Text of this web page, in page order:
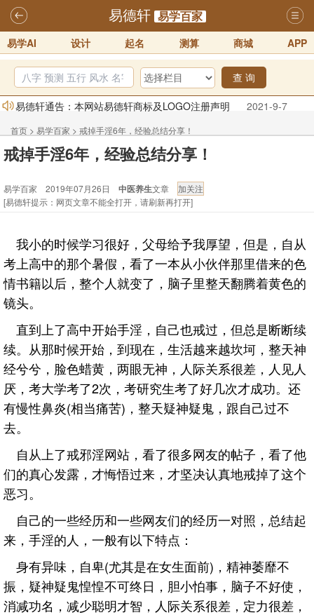
易德轩 易学百家
易学AI 设计 起名 测算 商城 APP
查 询
易德轩通告：本网站易德轩商标及LOGO注册声明
2021-9-7
体验！！
2025-07-01
易德轩网重构及升能完成，欢迎大家来体验新程序及感觉！！
2025-07-01
2026年化太岁锦囊属马、鼠、牛、龙、兔、狗、鸡生肖化太岁开始预
2026丙午年铁笔居士精批年运说明
2025-10-12
易德轩首席风水大师铁笔居士简介！！
2021-9-2
首页 > 易学百家 > 戒掉手淫6年，经验总结分享！
戒掉手淫6年，经验总结分享！
易学百家 2019年07月26日 中医养生文章
[易德轩提示：网页文章不能全打开，请刷新再打开]
我小的时候学习很好，父母给予我厚望，但是，自从
考上高中的那个暑假，看了一本从小伙伴那里借来的色
情书籍以后，整个人就变了，脑子里整天翻腾着黄色的
镜头。
直到上了高中开始手淫，自己也戒过，但总是断断续
续。从那时候开始，到现在，生活越来越坎坷，整天神
经兮兮，脸色蜡黄，两眼无神，人际关系很差，人见人
厌，考大学考了2次，考研究生考了好几次才成功。还
有慢性鼻炎(相当痛苦)，整天疑神疑鬼，跟自己过不
去。
自从上了戒邪淫网站，看了很多网友的帖子，看了他
们的真心发露，才悔悟过来，才坚决认真地戒掉了这个
恶习。
自己的一些经历和一些网友们的经历一对照，总结起
来，手淫的人，一般有以下特点：
身有异味，自卑(尤其是在女生面前)，精神萎靡不
振，疑神疑鬼惶惶不可终日，胆小怕事，脑子不好使，
消减功名，减少聪明才智，人际关系很差，定力很差，